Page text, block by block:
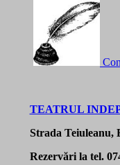
TEATRUL
Strada Teiuleanu,
Rezervări la tel.